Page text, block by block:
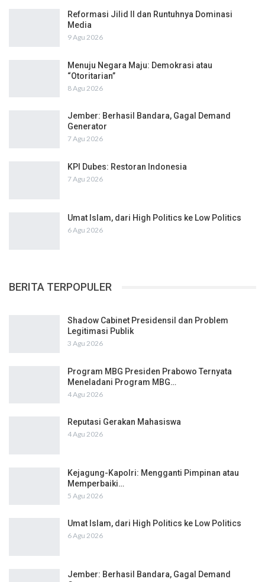
Reformasi Jilid II dan Runtuhnya Dominasi
Media
9 Agu 2026
Menuju Negara Maju: Demokrasi atau
“Otoritarian”
8 Agu 2026
Jember: Berhasil Bandara, Gagal Demand
Generator
7 Agu 2026
KPI Dubes: Restoran Indonesia
7 Agu 2026
Umat Islam, dari High Politics ke Low Politics
6 Agu 2026
BERITA TERPOPULER
Shadow Cabinet Presidensil dan Problem
Legitimasi Publik
3 Agu 2026
Program MBG Presiden Prabowo Ternyata
Meneladani Program MBG…
4 Agu 2026
Reputasi Gerakan Mahasiswa
4 Agu 2026
Kejagung-Kapolri: Mengganti Pimpinan atau
Memperbaiki…
5 Agu 2026
Umat Islam, dari High Politics ke Low Politics
6 Agu 2026
Jember: Berhasil Bandara, Gagal Demand